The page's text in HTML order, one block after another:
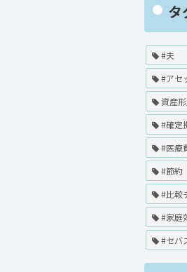
タ
#夫
#アセ
資産
#確定
#医療
#節約
#比較
#家庭
#セバ